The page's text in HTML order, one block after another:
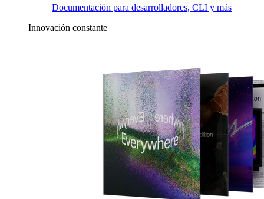
Documentación para desarrolladores, CLI y más
Innovación constante